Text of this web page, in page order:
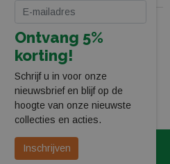
Ontvang 5%
korting!
Schrijf u in voor onze
nieuwsbrief en blijf op de
hoogte van onze nieuwste
collecties en acties.
InschrijvenAlgemene Voorwaarden